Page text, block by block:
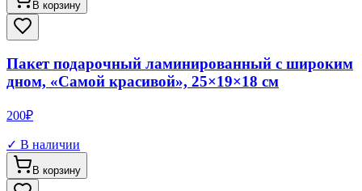
В корзину
Пакет подарочный ламинированный с широким
дном, «Самой красивой», 25×19×18 см
200₽
✓ В наличии
В корзину